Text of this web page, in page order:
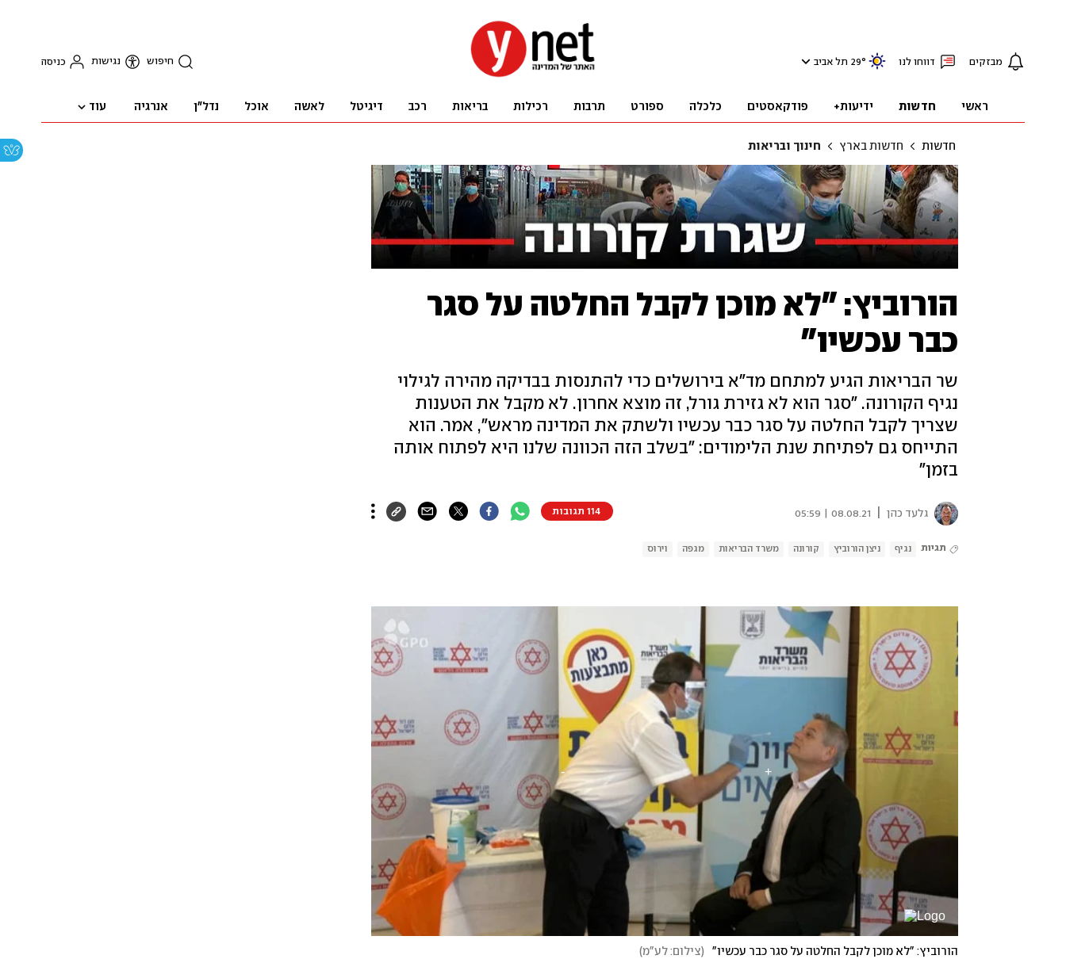
מבזקים דווחו לנו 29° תל אביב חיפוש נגישות כניסה
ראשי חדשות ידיעות+ פודקאסטים כלכלה ספורט תרבות רכילות בריאות רכב דיגיטל לאשה אוכל נדל"ן אנרגיה עוד
חדשות חדשות בארץ חינוך ובריאות
הורוביץ: "לא מוכן לקבל החלטה על סגר
כבר עכשיו"
שר הבריאות הגיע למתחם מד"א בירושלים כדי להתנסות בבדיקה מהירה לגילוי
נגיף הקורונה. "סגר הוא לא גזירת גורל, זה מוצא אחרון. לא מקבל את הטענות
שצריך לקבל החלטה על סגר כבר עכשיו ולשתק את המדינה מראש", אמר. הוא
התייחס גם לפתיחת שנת הלימודים: "בשלב הזה הכוונה שלנו היא לפתוח אותה
בזמן"
גלעד כהן 08.08.21 | 05:59 114 תגובות
תגיות נגיף ניצן הורוביץ קורונה משרד הבריאות מגפה וירוס
הורוביץ: "לא מוכן לקבל החלטה על סגר כבר עכשיו" (צילום: לע"מ)